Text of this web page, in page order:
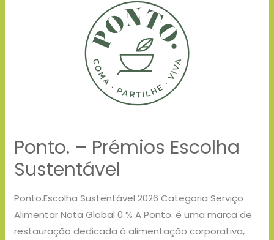
Ponto. – Prémios Escolha
Sustentável
Ponto.Escolha Sustentável 2026 Categoria Serviço
Alimentar Nota Global 0 % A Ponto. é uma marca de
restauração dedicada à alimentação corporativa,